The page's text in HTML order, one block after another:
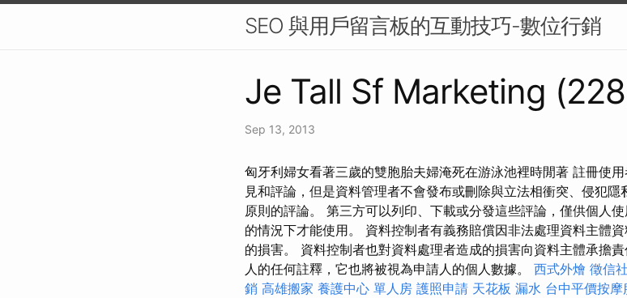
SEO 與用戶留言板的互動技巧-數位行銷
Je Tall Sf Marketing
Sep 13, 2013
匈牙利婦女看著三歲的雙胞胎夫婦淹死在游泳池裡時閒著 註冊使
見和評論，但是資料管理者不會發布或刪除與立法相衝突、侵犯
原則的評論。 第三方可以列印、下載或分發這些評論，僅供個人
的情況下才能使用。 資料控制者有義務賠償因非法處理資料主體
的損害。 資料控制者也對資料處理者造成的損害向資料主體承擔
人的任何註釋，它也將被視為申請人的個人數據。 西式外燴 徵信
銷 高雄搬家 養護中心 單人房 護照申請 天花板 漏水 台中平價按摩